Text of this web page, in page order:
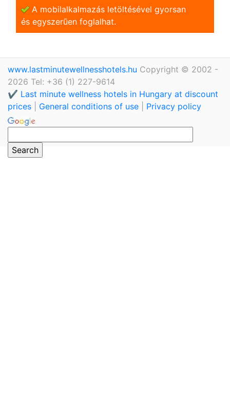
A mobilalkalmazás letöltésével gyorsan
és egyszerũen foglalhat.
www.lastminutewellnesshotels.hu Copyright © 2002 -
2026 Tel: +36 (1) 227-9614
✔️ Last minute wellness hotels in Hungary at discount
prices
General conditions of use Privacy policy